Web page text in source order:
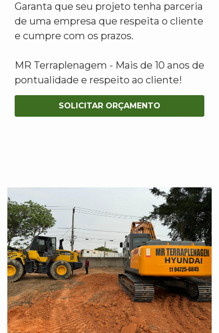
Garanta que seu projeto tenha parceria
de uma empresa que respeita o cliente
e cumpre com os prazos.
MR Terraplenagem - Mais de 10 anos de
pontualidade e respeito ao cliente!
SOLICITAR ORÇAMENTO